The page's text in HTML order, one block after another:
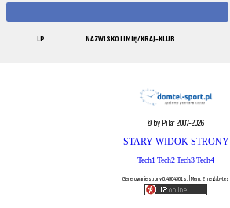
LP NAZWISKO I IMIĘ / KRAJ-KLUB
© by Pilar 2007-2026
STARY WIDOK STRONY
Tech1 Tech2Tech3Tech4
Generowanie strony 0.4904561 s. | Mem: 2 megabytes